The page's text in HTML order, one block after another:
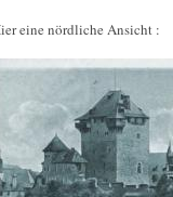
eine nördliche Ansicht :